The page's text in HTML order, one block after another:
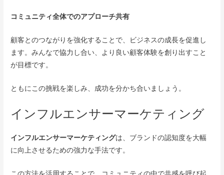
コミュニティ全体でのアプローチ共有
顧客とのつながりを強化することで、ビジネスの成長を促進し
ます。みんなで協力し合い、より良い顧客体験を創り出すこと
が目標です。
ともにこの挑戦を楽しみ、成功を分かち合いましょう。
インフルエンサーマーケティング
インフルエンサーマーケティングは、ブランドの認知度を大幅
に向上させるための強力な手法です。
この方法を活用することで、コミュニティの中で共感を呼び起